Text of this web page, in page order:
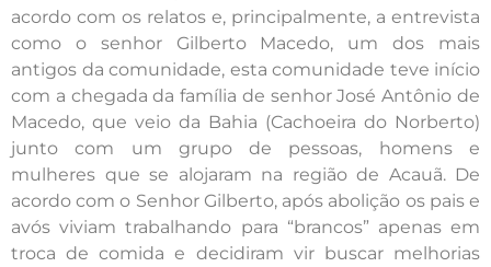
acordo com os relatos e, principalmente, a entrevista
como o senhor Gilberto Macedo, um dos mais
antigos da comunidade, esta comunidade teve início
com a chegada da família de senhor José Antônio de
Macedo, que veio da Bahia (Cachoeira do Norberto)
junto com um grupo de pessoas, homens e
mulheres que se alojaram na região de Acauã. De
acordo com o Senhor Gilberto, após abolição os pais e
avós viviam trabalhando para “brancos” apenas em
troca de comida e decidiram vir buscar melhorias